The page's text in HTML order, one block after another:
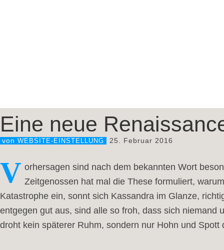
Eine neue
von WEBSITE-EINSTELLUNG 25. Februar 2016
V orhersagen sind nach dem bekannten Wort
Zeitgenossen hat mal die These formuliert,
Katastrophe ein, sonnt sich Kassandra im Glanze,
entgegen gut aus, sind alle so froh, dass sich
droht kein späterer Ruhm, sondern nur Hohn und